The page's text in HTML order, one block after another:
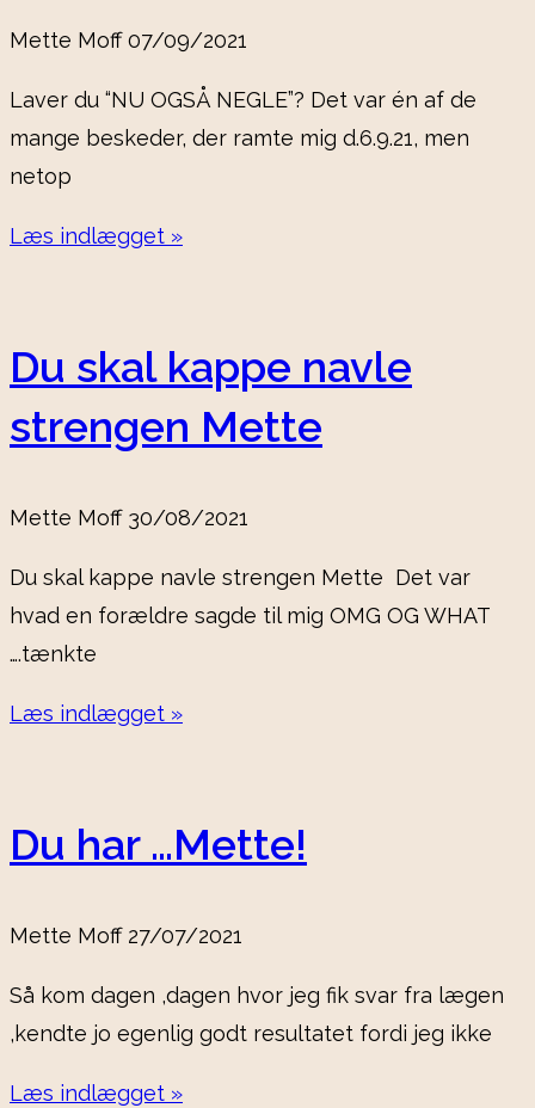
Mette Moff07/09/2021
Laver du “NU OGSÅ NEGLE”? Det var én af de
mange beskeder, der ramte mig d.6.9.21, men
netop
Læs indlægget »
Du skal kappe navle
strengen Mette
Mette Moff 30/08/2021
Du skal kappe navle strengen Mette Det var
hvad en forældre sagde til mig OMG OG WHAT
….tænkte
Læs indlægget »
Du har …Mette!
Mette Moff 27/07/2021
Så kom dagen ,dagen hvor jeg fik svar fra lægen
,kendte jo egenlig godt resultatet fordi jeg ikke
Læs indlægget »